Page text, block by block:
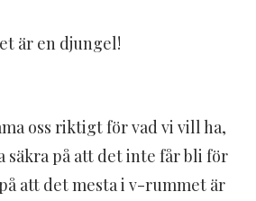
är en djungel!
oss riktigt för vad vi vill ha,
säkra på att det inte får bli för
att det mesta i v-rummet är